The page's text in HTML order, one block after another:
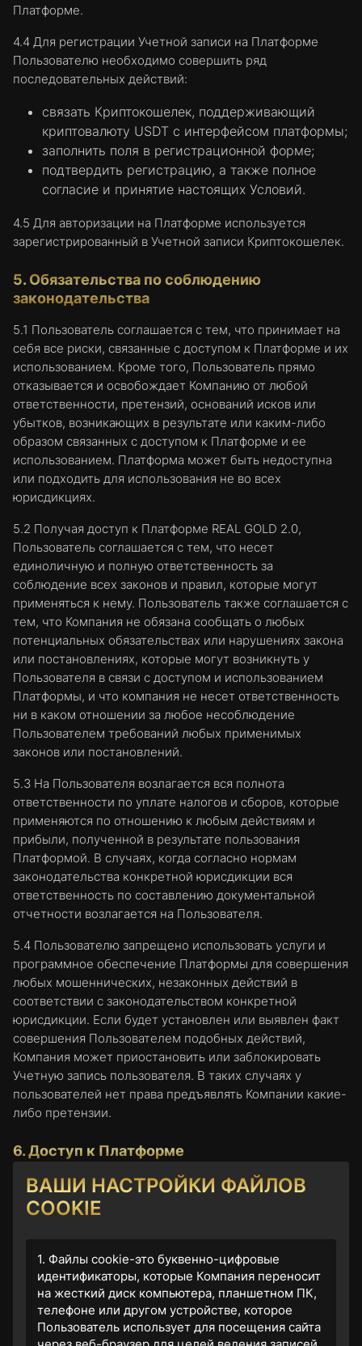
Платформе.
4.4 Для регистрации Учетной записи на Платформе
Пользователю необходимо совершить ряд
последовательных действий:
связать Криптокошелек, поддерживающий
криптовалюту USDT с интерфейсом платформы;
заполнить поля в регистрационной форме;
подтвердить регистрацию, а также полное
согласие и принятие настоящих Условий.
4.5 Для авторизации на Платформе используется
зарегистрированный в Учетной записи Криптокошелек.
5. Обязательства по соблюдению
законодательства
5.1 Пользователь соглашается с тем, что принимает на
себя все риски, связанные с доступом к Платформе и их
использованием. Кроме того, Пользователь прямо
отказывается и освобождает Компанию от любой
ответственности, претензий, оснований исков или
убытков, возникающих в результате или каким-либо
образом связанных с доступом к Платформе и ее
использованием. Платформа может быть недоступна
или подходить для использования не во всех
юрисдикциях.
5.2 Получая доступ к Платформе REAL GOLD 2.0,
Пользователь соглашается с тем, что несет
единоличную и полную ответственность за
соблюдение всех законов и правил, которые могут
применяться к нему. Пользователь также соглашается с
тем, что Компания не обязана сообщать о любых
потенциальных обязательствах или нарушениях закона
или постановлениях, которые могут возникнуть у
Пользователя в связи с доступом и использованием
Платформы, и что компания не несет ответственность
ни в каком отношении за любое несоблюдение
Пользователем требований любых применимых
законов или постановлений.
5.3 На Пользователя возлагается вся полнота
ответственности по уплате налогов и сборов, которые
применяются по отношению к любым действиям и
прибыли, полученной в результате пользования
Платформой. В случаях, когда согласно нормам
законодательства конкретной юрисдикции вся
ответственность по составлению документальной
отчетности возлагается на Пользователя.
5.4 Пользователю запрещено использовать услуги и
программное обеспечение Платформы для совершения
любых мошеннических, незаконных действий в
соответствии с законодательством конкретной
юрисдикции. Если будет установлен или выявлен факт
совершения Пользователем подобных действий,
Компания может приостановить или заблокировать
Учетную запись пользователя. В таких случаях у
пользователей нет права предъявлять Компании какие-
либо претензии.
6. Доступ к Платформе
6.1 Платформа предоставляет доступ к Личному
кабинету, который позволяет приобретать золотые
слитки с помощью Криптовалюты USDT и участвовать в
контракта в блокчейне TronLink.
6.2 Все взаимодействия, связанные с Протоколом,
выполняются вне прямого или косвенного контроля
Компании. Компания не взаимодействует с
ВАШИ НАСТРОЙКИ ФАЙЛОВ
COOKIE
1. Файлы cookie-это буквенно-цифровые
идентификаторы, которые Компания переносит
на жесткий диск компьютера, планшетном ПК,
телефоне или другом устройстве, которое
Пользователь использует для посещения сайта